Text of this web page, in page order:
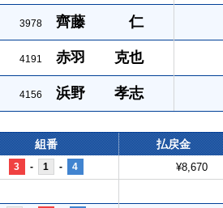
3978 齊藤 仁
4191 赤羽 克也
4156 浜野 孝志
組番 払戻金
3 - 1 - 4 ¥8,670